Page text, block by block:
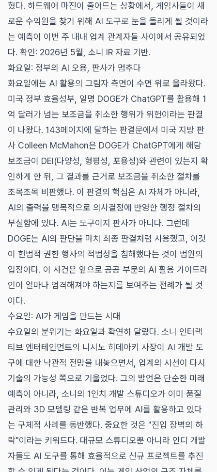
혔다. 하드웨어 마진이 줄어드는 상황에서, 게임사들이 새
로운 수익원을 찾기 위해 AI 도구로 눈을 돌리게 될 것이라
는 예측이 이번 주 내내 업계 관계자들 사이에서 공유되었
다. 확인: 2026년 5월, 소니 IR 자료 기반.
화요일: 정부의 AI 오용, 판사가 멈추다
화요일에는 AI 활용의 그림자 측면이 수면 위로 올라왔다.
미국 정부 효율성부, 일명 DOGE가 ChatGPT를 활용해 1
억 달러가 넘는 보조금을 취소한 행위가 위헌이라는 판결
이 나왔다. 143페이지에 달하는 판결문에서 미국 지방 판
사 Colleen McMahon은 DOGE가 ChatGPT에게 해당
보조금이 DEI(다양성, 형평성, 포용성)와 관련이 있는지 확
인하게 한 뒤, 그 결과를 근거로 보조금을 취소한 절차를
조목조목 비판했다. 이 판결의 핵심은 AI 자체가 아니라,
AI의 출력을 맹목적으로 의사결정에 반영한 행정 절차의
부실함에 있다. AI는 도구이지 판사가 아니다. 그런데
DOGE는 AI의 판단을 마치 최종 판결처럼 사용했고, 이것
이 헌법적 권한 행사의 적법성을 침해했다는 것이 법원의
입장이다. 이 사건은 앞으로 공공 부문의 AI 활용 가이드라
인이 얼마나 엄격해져야 하는지를 보여주는 전례가 될 것
이다.
수요일: AI가 게임을 만드는 시대
수요일의 분위기는 화요일과 확연히 달랐다. 소니 인터랙
티브 엔터테인먼트의 니시노 히데아키 사장이 AI 개발 도
구에 대한 낙관적 전망을 내놓으면서, 업계의 시선이 다시
기술의 가능성 쪽으로 기울었다. 그의 발언은 단순한 미래
예측이 아니라, 소니의 1인치 개발 스튜디오가 이미 품질
관리와 3D 모델링 같은 반복 업무에 AI를 활용하고 있다
는 구체적 사례를 동반했다. 중요한 것은 "진입 장벽의 하
락"이라는 키워드다. 대규모 스튜디오뿐 아니라 인디 개발
자들도 AI 도구를 통해 효율적으로 신규 프로젝트를 추진